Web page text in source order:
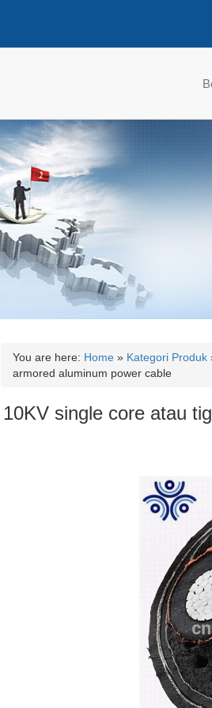
You are here: Home » Kategori Produk
armored aluminum power cable
10KV single core atau